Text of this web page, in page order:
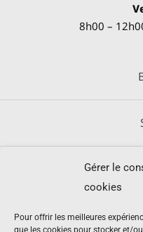
Gérer le
cookies
Pour offrir les meilleures
que les cookies pour stocker et/
8h00 –